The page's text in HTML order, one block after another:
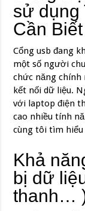
sử dụng
Cần Biết
Cổng usb đang
một số người
chức năng chính
kết nối dữ liệu.
với laptop điện
cao nhiều tính
cùng tôi tìm hiểu
Khả
bị dữ
thanh…